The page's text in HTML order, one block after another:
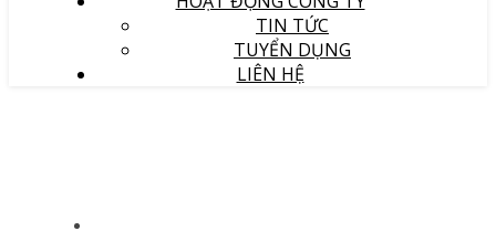
TIN TỨC
TUYỂN DỤNG
LIÊN HỆ